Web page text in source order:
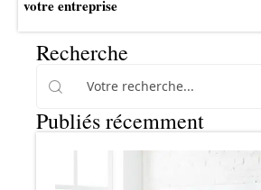
votre entreprise
Recherche
Publiés récemment